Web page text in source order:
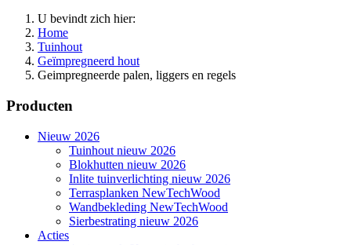
U bevindt zich hier:
Home
Tuinhout
Geïmpregneerd hout
Geimpregneerde palen, liggers en regels
Producten
Nieuw 2026
Tuinhout nieuw 2026
Blokhutten nieuw 2026
Inlite tuinverlichting nieuw 2026
Terrasplanken NewTechWood
Wandbekleding NewTechWood
Sierbestrating nieuw 2026
Acties